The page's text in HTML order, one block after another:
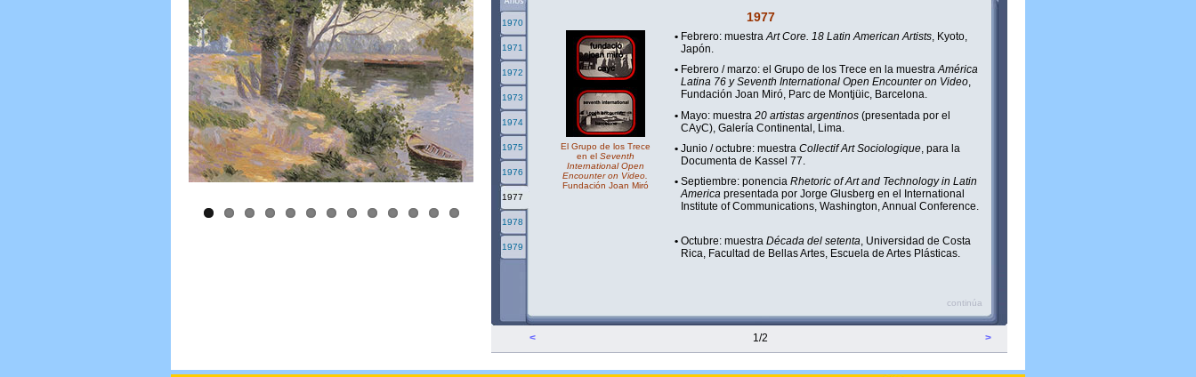
1970
1971
1972
1973
1974
1975
1976
1977
1978
1979
1977
El Grupo de los Trece
en el Seventh
International Open
Encounter on Video.
Fundación Joan Miró
• Febrero: muestraArt Core. 18 Latin American Artists, Kyoto,
Japón.
• Febrero / marzo: el Grupo de los Trece en la muestraAmérica
Latina 76 y Seventh International Open Encounter on Video,
Fundación Joan Miró, Parc de Montjüic, Barcelona.
• Mayo: muestra 20 artistas argentinos (presentada por el
CAyC), Galería Continental, Lima.
• Junio / octubre: muestra Collectif Art Sociologique, para la
Documenta de Kassel 77.
• Septiembre: ponencia Rhetoric of Art and Technology in Latin
America presentada por Jorge Glusberg en el International
Institute of Communications, Washington, Annual Conference.
• Octubre: muestra Década del setenta, Universidad de Costa
Rica, Facultad de Bellas Artes, Escuela de Artes Plásticas.
continúa
< 1/2 >